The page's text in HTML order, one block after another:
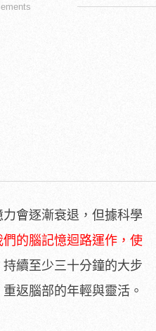
會逐漸衰退，但據科學
的腦記憶迴路運作，使
持續至少三十分鐘的大步
返腦部的年輕與靈活。